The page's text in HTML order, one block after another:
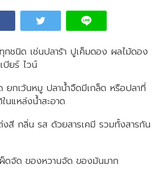
กชนิด เช่นปลาร้า ปูเค็มดอง ผลไม้ดอง
บียร์ ไวน์
ยกเว้นหมู ปลาน้ำจืดมีเกล็ด หรือปลาที่
นแหล่งน้ำสะอาด
งสี กลิ่น รส ด้วยสารเคมี รวมทั้งสารกัน
ดจัด ของหวานจัด ของมันมาก